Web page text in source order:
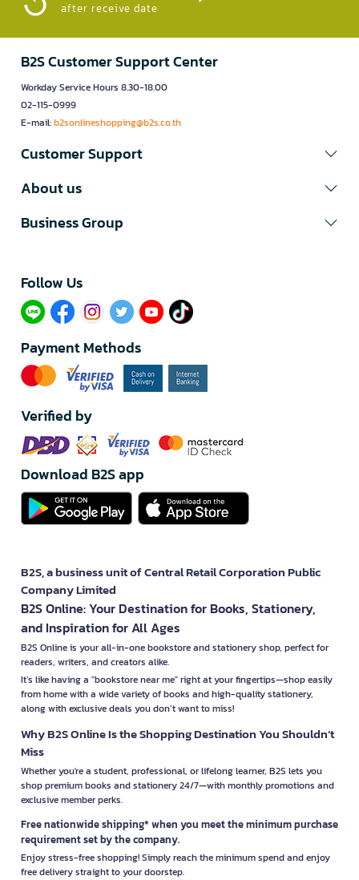
after receive date
B2S Customer Support Center
Workday Service Hours 8.30-18.00
02-115-0999
E-mail:b2sonlineshopping@b2s.co.th
Customer Support
About us
Business Group
Follow Us​
Payment Methods
Verified by
Download B2S app
B2S, a business unit of Central Retail Corporation Public
Company Limited
B2S Online: Your Destination for Books, Stationery,
and Inspiration for All Ages
B2S Online is your all-in-one bookstore and stationery shop, perfect for
readers, writers, and creators alike.
It’s like having a "bookstore near me" right at your fingertips—shop easily
from home with a wide variety of books and high-quality stationery,
along with exclusive deals you don’t want to miss!
Why B2S Online Is the Shopping Destination You Shouldn’t
Miss
Whether you're a student, professional, or lifelong learner, B2S lets you
shop premium books and stationery 24/7—with monthly promotions and
exclusive member perks.
Free nationwide shipping* when you meet the minimum purchase
requirement set by the company.
Enjoy stress-free shopping! Simply reach the minimum spend and enjoy
free delivery straight to your doorstep.